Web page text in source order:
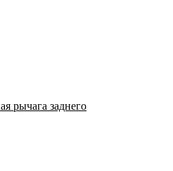
рычага заднего